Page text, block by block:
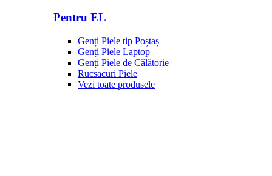
Pentru EL
Genți Piele tip Poștaș
Genți Piele Laptop
Genți Piele de Călătorie
Rucsacuri Piele
Vezi toate produsele